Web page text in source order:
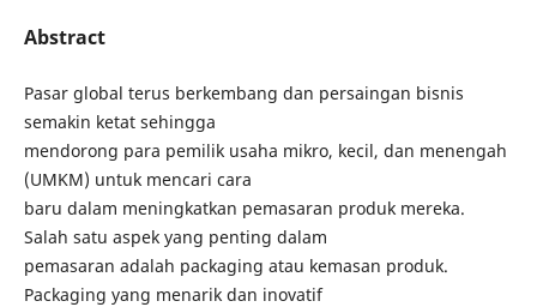
Abstract
Pasar global terus berkembang dan persaingan bisnis
semakin ketat sehingga
mendorong para pemilik usaha mikro, kecil, dan menengah
(UMKM) untuk mencari cara
baru dalam meningkatkan pemasaran produk mereka.
Salah satu aspek yang penting dalam
pemasaran adalah packaging atau kemasan produk.
Packaging yang menarik dan inovatif